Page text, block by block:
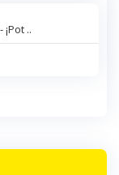
..